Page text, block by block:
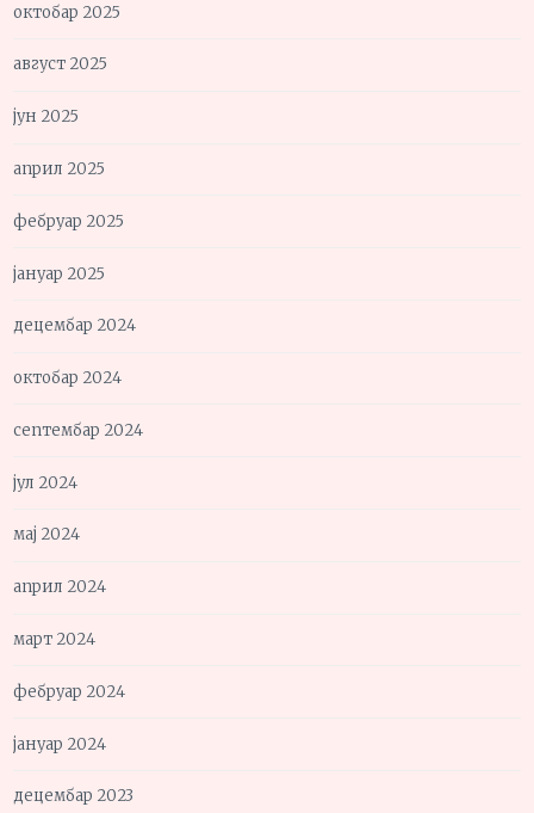
октобар 2025
август 2025
јун 2025
април 2025
фебруар 2025
јануар 2025
децембар 2024
октобар 2024
септембар 2024
јул 2024
мај 2024
април 2024
март 2024
фебруар 2024
јануар 2024
децембар 2023